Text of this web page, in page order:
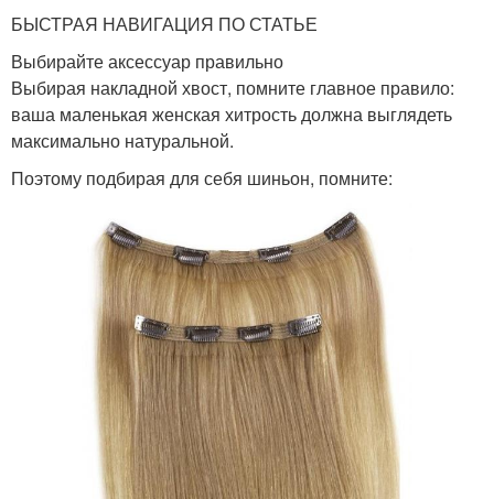
БЫСТРАЯ НАВИГАЦИЯ ПО СТАТЬЕ
Выбирайте аксессуар правильно
Выбирая накладной хвост, помните главное правило:
ваша маленькая женская хитрость должна выглядеть
максимально натуральной.
Поэтому подбирая для себя шиньон, помните: